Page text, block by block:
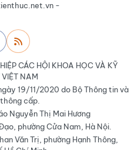
-
CÁC HỘI KHOA HỌC VÀ KỸ
VIỆT NAM
19/11/2020 do Bộ Thông tin và
cấp.
Nguyễn Thị Mai Hương
phường Cửa Nam, Hà Nội.
Văn Trị, phường Hạnh Thông,